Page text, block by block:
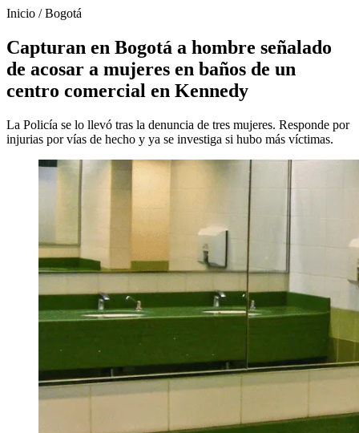
Inicio /Bogotá
Capturan en Bogotá a hombre señalado
de acosar a mujeres en baños de un
centro comercial en Kennedy
La Policía se lo llevó tras la denuncia de tres mujeres. Responde por
injurias por vías de hecho y ya se investiga si hubo más víctimas.